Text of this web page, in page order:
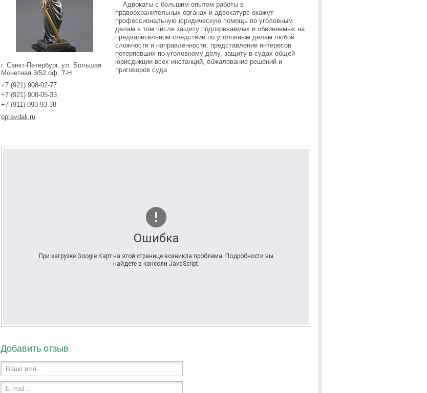
г. Санкт-Петербург, ул. Большая
Монетная 3/52 оф. 7-Н
+7 (921) 908-02-77
+7 (921) 908-05-33
+7 (911) 093-93-38
opravdali.ru
Адвокаты с большим опытом работы в
правоохранительных органах и адвокатуре окажут
профессиональную юридическую помощь по уголовным
делам в том числе защиту подозреваемых и обвиняемых на
предварительном следствии по уголовным делам любой
сложности и направленности, представление интересов
потерпевших по уголовному делу, защиту в судах общей
юрисдикции всех инстанций, обжалование решений и
приговоров суда
Ошибка
При загрузке Google Карт на этой странице возникла проблема. Подробности вы
найдете в консоли JavaScript.
Добавить отзыв
Ваше имя...
E-mail...